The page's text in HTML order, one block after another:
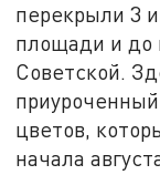
перекрыли 3
площади и до
Советской.
цветов,
начала